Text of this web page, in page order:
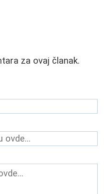
za ovaj članak.